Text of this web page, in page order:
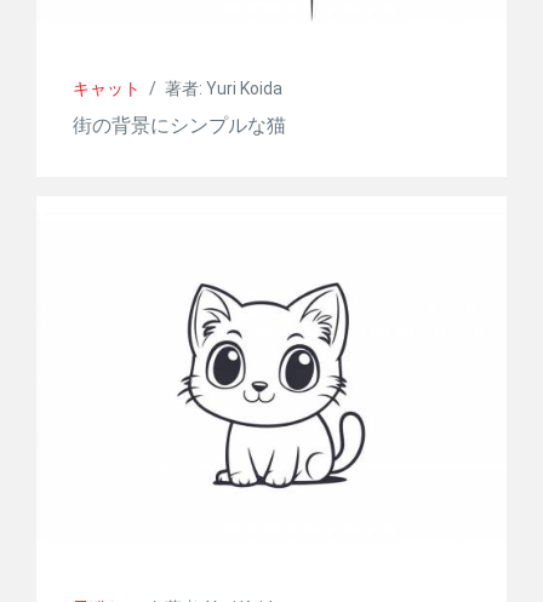
キャット / 著者: Yuri Koida
街の背景にシンプルな猫